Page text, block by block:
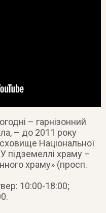
– гарнізонний
– до 2011 року
Національної
У підземеллі храму –
храму» (просп.
10:00-18:00;